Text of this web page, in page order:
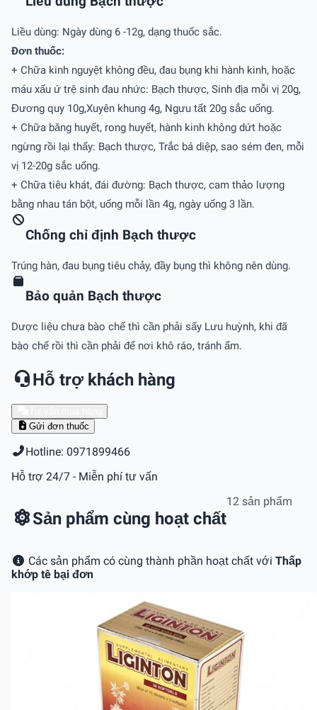
Liều dùng: Ngày dùng 6 -12g, dạng thuốc sắc.
Ðơn thuốc:
+ Chữa kinh nguyệt không đều, đau bụng khi hành kinh, hoặc
máu xấu ứ trệ sinh đau nhức: Bạch thược, Sinh địa mỗi vị 20g,
Đương quy 10g,Xuyên khung 4g, Ngưu tất 20g sắc uống.
+ Chữa băng huyết, rong huyết, hành kinh không dứt hoặc
ngừng rồi lại thấy: Bạch thược, Trắc bá diệp, sao sém đen, mỗi
vị 12-20g sắc uống.
+ Chữa tiêu khát, đái đường: Bạch thược, cam thảo lượng
bằng nhau tán bột, uống mỗi lần 4g, ngày uống 3 lần.
Chống chỉ định Bạch thược
Trúng hàn, đau bụng tiêu chảy, đầy bụng thì không nên dùng.
Bảo quản Bạch thược
Dược liệu chưa bào chế thì cần phải sấy Lưu huỳnh, khi đã
bào chế rồi thì cần phải để nơi khô ráo, tránh ẩm.
Hỗ trợ khách hàng
Gửi đơn thuốc
Hotline: 0971899466
Hỗ trợ 24/7 - Miễn phí tư vấn
Sản phẩm cùng hoạt chất
12 sản phẩm
Các sản phẩm có cùng thành phần hoạt chất với Thấp
khớp tê bại đơn